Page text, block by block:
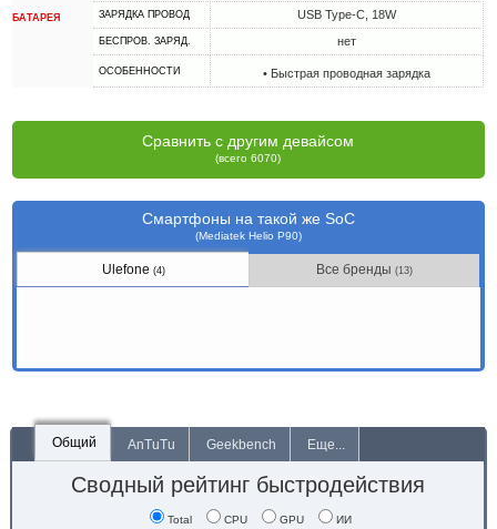
БАТАРЕЯ ЗАРЯДКА ПРОВОД USB Type-C, 18W
БЕСПРОВ. ЗАРЯД. нет
ОСОБЕННОСТИ • Быстрая проводная зарядка
Сравнить с другим девайсом
(всего 6070)
Смартфоны на такой же SoC
(Mediatek Helio P90)
Ulefone (4) Все бренды(13)
Общий AnTuTu Geekbench Еще...
Сводный рейтинг быстродействия
Total CPU GPU ИИ